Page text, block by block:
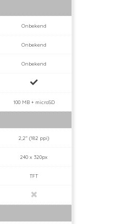
Onbekend
Onbekend
Onbekend
100 MB + microSD
2,2" (182 ppi)
240 x 320px
TFT